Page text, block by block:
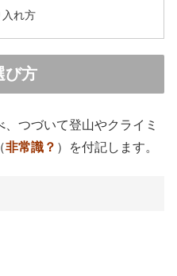
入れ方
び方
、つづいて登山やクライミ
非常識？ ）を付記します。